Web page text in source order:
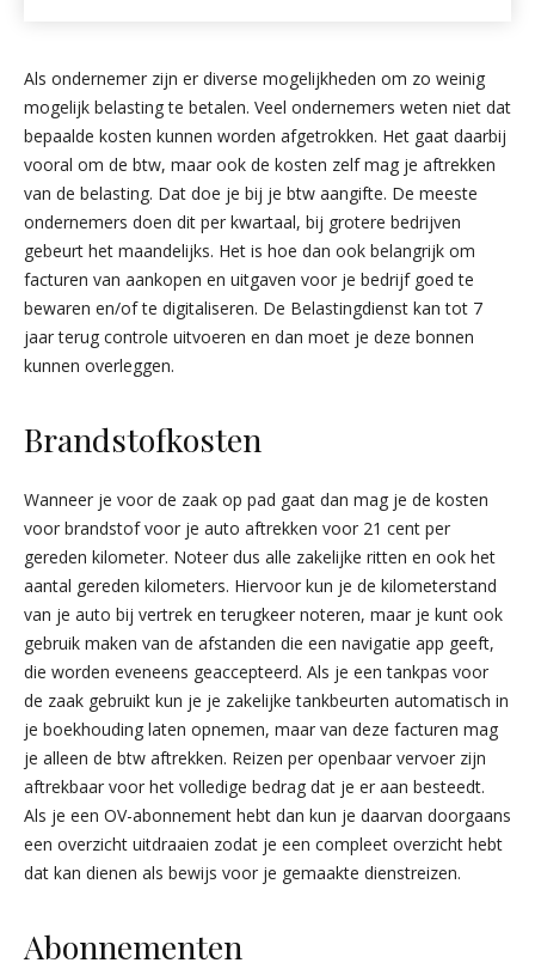
Als ondernemer zijn er diverse mogelijkheden om zo weinig
mogelijk belasting te betalen. Veel ondernemers weten niet dat
bepaalde kosten kunnen worden afgetrokken. Het gaat daarbij
vooral om de btw, maar ook de kosten zelf mag je aftrekken
van de belasting. Dat doe je bij je btw aangifte. De meeste
ondernemers doen dit per kwartaal, bij grotere bedrijven
gebeurt het maandelijks. Het is hoe dan ook belangrijk om
facturen van aankopen en uitgaven voor je bedrijf goed te
bewaren en/of te digitaliseren. De Belastingdienst kan tot 7
jaar terug controle uitvoeren en dan moet je deze bonnen
kunnen overleggen.
Brandstofkosten
Wanneer je voor de zaak op pad gaat dan mag je de kosten
voor brandstof voor je auto aftrekken voor 21 cent per
gereden kilometer. Noteer dus alle zakelijke ritten en ook het
aantal gereden kilometers. Hiervoor kun je de kilometerstand
van je auto bij vertrek en terugkeer noteren, maar je kunt ook
gebruik maken van de afstanden die een navigatie app geeft,
die worden eveneens geaccepteerd. Als je een tankpas voor
de zaak gebruikt kun je je zakelijke tankbeurten automatisch in
je boekhouding laten opnemen, maar van deze facturen mag
je alleen de btw aftrekken. Reizen per openbaar vervoer zijn
aftrekbaar voor het volledige bedrag dat je er aan besteedt.
Als je een OV-abonnement hebt dan kun je daarvan doorgaans
een overzicht uitdraaien zodat je een compleet overzicht hebt
dat kan dienen als bewijs voor je gemaakte dienstreizen.
Abonnementen